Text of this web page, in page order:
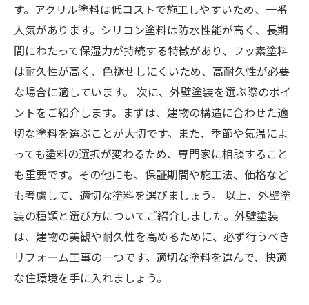
す。アクリル塗料は低コストで施工しやすいため、一番
人気があります。シリコン塗料は防水性能が高く、長期
間にわたって保湿力が持続する特徴があり、フッ素塗料
は耐久性が高く、色褪せしにくいため、高耐久性が必要
な場合に適しています。 次に、外壁塗装を選ぶ際のポイ
ントをご紹介します。まずは、建物の構造に合わせた適
切な塗料を選ぶことが大切です。また、季節や気温によ
っても塗料の選択が変わるため、専門家に相談すること
も重要です。その他にも、保証期間や施工法、価格など
も考慮して、適切な塗料を選びましょう。 以上、外壁塗
装の種類と選び方についてご紹介しました。外壁塗装
は、建物の美観や耐久性を高めるために、必ず行うべき
リフォーム工事の一つです。適切な塗料を選んで、快適
な住環境を手に入れましょう。